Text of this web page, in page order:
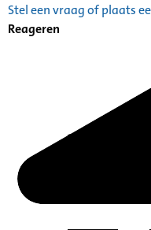
Stel een vraag of plaats
Reageren